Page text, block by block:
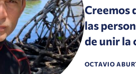
Creemos
las
de unir la
OCTAVIO